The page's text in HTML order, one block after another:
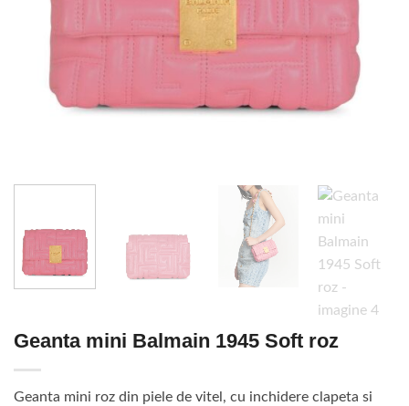
Geanta mini Balmain 1945 Soft roz
Geanta mini roz din piele de vitel, cu inchidere clapeta si